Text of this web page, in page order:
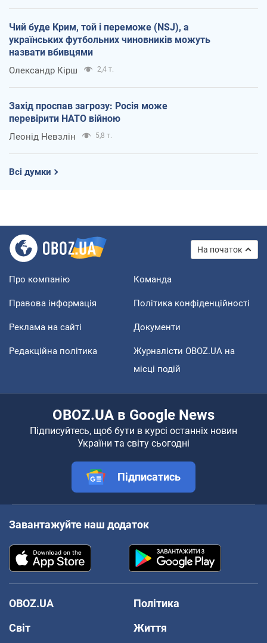
Чий буде Крим, той і переможе (NSJ), а
українських футбольних чиновників можуть
назвати вбивцями
Олександр Кірш 2,4 т.
Захід проспав загрозу: Росія може
перевірити НАТО війною
Леонід Невзлін 5,8 т.
Всі думки
На початок
Про компанію Команда
Правова інформація Політика конфіденційності
Реклама на сайті Документи
Редакційна політика
Журналісти OBOZ.UA на
місці подій
OBOZ.UA в Google News
Підписуйтесь, щоб бути в курсі останніх новин
України та світу сьогодні
Підписатись
Завантажуйте наш додаток
OBOZ.UA
Політика
Світ
Життя